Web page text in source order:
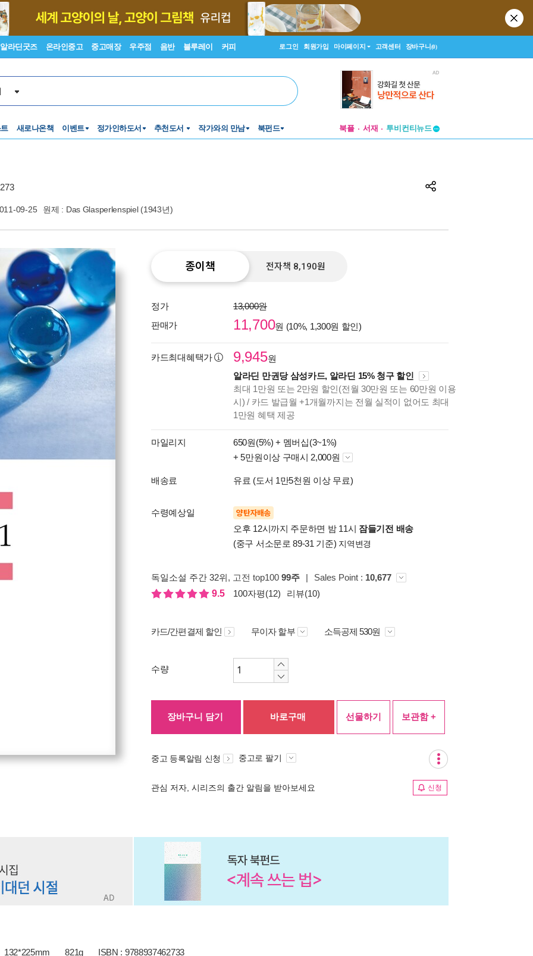
알라딘굿즈 온라인중고 중고매장 우주점 음반 블루레이 커피 로그인 회원가입 마이페이지 고객센터 장바구니(0)
새로나온책 이벤트 정가인하도서 추천도서 작가와의 만남 북펀드 북플 서재
투비컨티뉴드
09-25 원제 : Das Glasperlenspiel (1943년)
종이책 전자책 8,190원
정가
13,000원
판매가
11,700원 (10%, 1,300원 할인)
카드최대혜택가 9,945원
알라딘 만권당 삼성카드, 알라딘 15% 청구 할인
최대 1만원 또는 2만원 할인(전월 30만원 또는 60만원 이용
시) / 카드 발급월 +1개월까지는 전월 실적이 없어도 최대
1만원 혜택 제공
마일리지 650원(5%) + 멤버십(3~1%)
+ 5만원이상 구매시 2,000원
배송료 유료 (도서 1만5천원 이상 무료)
수령예상일 양탄자배송
오후 12시까지 주문하면 밤 11시 잠들기전 배송
(중구 서소문로 89-31 기준) 지역변경
독일소설 주간 32위, 고전 top100 99주 | Sales Point : 10,677
9.5
100자평(12) 리뷰(10)
카드/간편결제 할인 무이자 할부 소득공제 530원
수량
장바구니 담기 바로구매 선물하기 보관함 +
중고 등록알림 신청 중고로 팔기
관심 저자, 시리즈의 출간 알림을 받아보세요 신청
132*225mm 821g ISBN : 9788937462733